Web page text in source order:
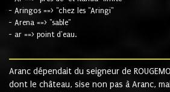
- Aringos ==> "chez les "Aringi"
- Arena ==> "sable"
- ar ==> point d'eau.
Aranc dépendait du seigneur de
dont le château, sise non pas à Aranc,